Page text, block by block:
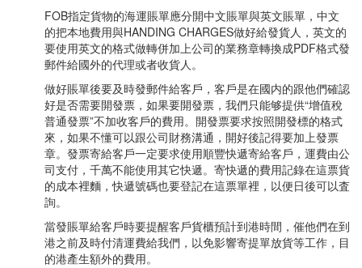
FOB指定貨物的海運賬單應分開中文賬單與英文賬單，中文
的把本地費用與HANDING CHARGES做好給發貨人，英文的
要使用英文的格式做轉併加上公司的業務章轉換成PDF格式發
郵件給國外的代理或者收貨人。
做好賬單後要及時發郵件給客戶，客戶是在國内的跟他們確認
好是否需要開發票，如果要開發票，我們只能够提供“增值稅
普通發票”不加收客戶的費用。開發票要求按照開發標的格式
來，如果不懂可以跟公司財務溝通，開好後記得要加上發票
章。發票寄給客戶一定要求使用順豐快遞寄給客戶，運費由公
司支付，千萬不能使用其它快遞。寄快遞的費用記錄在這票貨
的成本裡麵，快遞號碼也要登記在這票單裡，以便日後可以査
詢。
當發賬單給客戶時要提醒客戶貨櫃預計到港時間，催他們在到
港之前及時付清運費給我們，以免影響寄提單放貨等工作，目
的港產生額外的費用。